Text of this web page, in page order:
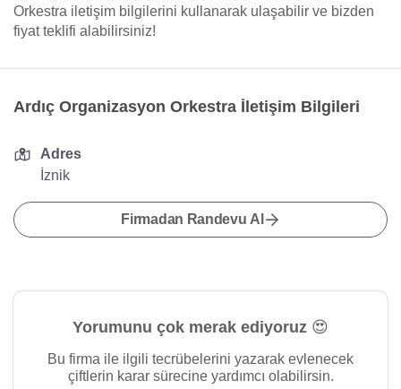
Orkestra iletişim bilgilerini kullanarak ulaşabilir ve bizden
fiyat teklifi alabilirsiniz!
Ardıç Organizasyon Orkestra İletişim Bilgileri
Adres
İznik
Firmadan Randevu Al
Yorumunu çok merak ediyoruz 😍
Bu firma ile ilgili tecrübelerini yazarak evlenecek
çiftlerin karar sürecine yardımcı olabilirsin.